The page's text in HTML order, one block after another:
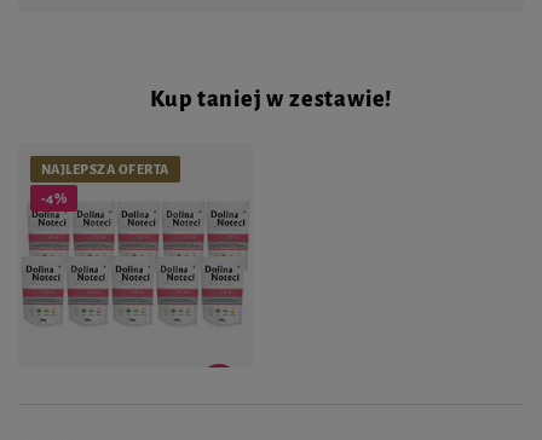
Kup taniej w zestawie!
NAJLEPSZA OFERTA
-4%